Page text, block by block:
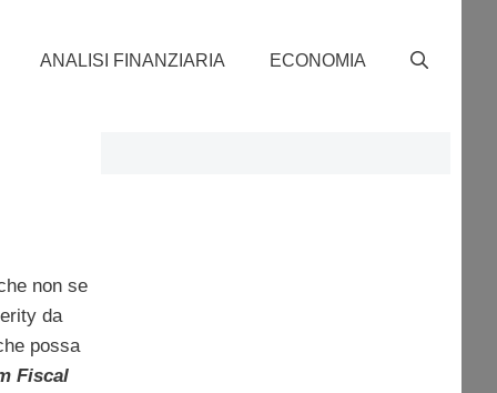
ANALISI FINANZIARIA ECONOMIA
non se
da
possa
Fiscal